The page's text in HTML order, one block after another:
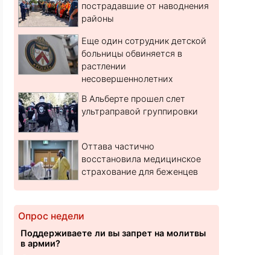
пострадавшие от наводнения
районы
Еще один сотрудник детской
больницы обвиняется в
растлении
несовершеннолетних
В Альберте прошел слет
ультраправой группировки
Оттава частично
восстановила медицинское
страхование для беженцев
Опрос недели
Поддерживаете ли вы запрет на молитвы
в армии?